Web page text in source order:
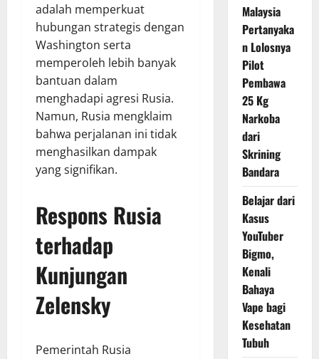
adalah memperkuat
hubungan strategis dengan
Washington serta
memperoleh lebih banyak
bantuan dalam
menghadapi agresi Rusia.
Namun, Rusia mengklaim
bahwa perjalanan ini tidak
menghasilkan dampak
yang signifikan.
Respons Rusia
terhadap
Kunjungan
Zelensky
Pemerintah Rusia
Malaysia
Pertanyaka
n Lolosnya
Pilot
Pembawa
25 Kg
Narkoba
dari
Skrining
Bandara
Belajar dari
Kasus
YouTuber
Bigmo,
Kenali
Bahaya
Vape bagi
Kesehatan
Tubuh